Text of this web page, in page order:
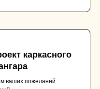
каркасного
ваших пожеланий